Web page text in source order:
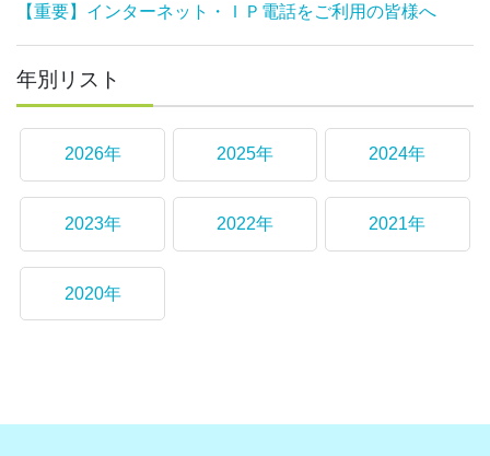
【重要】インターネット・ＩＰ電話をご利用の皆様へ
年別リスト
2026年 2025年 2024年
2023年 2022年 2021年
2020年